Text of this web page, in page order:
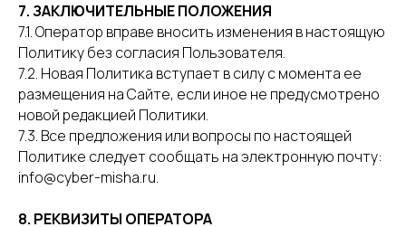
7. ЗАКЛЮЧИТЕЛЬНЫЕ ПОЛОЖЕНИЯ
7.1. Оператор вправе вносить изменения в настоящую
Политику без согласия Пользователя.
7.2. Новая Политика вступает в силу с момента ее
размещения на Сайте, если иное не предусмотрено
новой редакцией Политики.
7.3. Все предложения или вопросы по настоящей
Политике следует сообщать на электронную почту:
info@cyber-misha.ru.
8. РЕКВИЗИТЫ ОПЕРАТОРА